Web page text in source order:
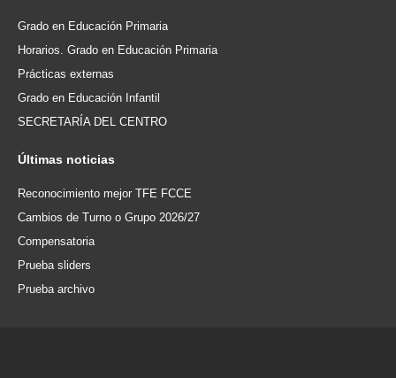
Grado en Educación Primaria
Horarios. Grado en Educación Primaria
Prácticas externas
Grado en Educación Infantil
SECRETARÍA DEL CENTRO
Últimas noticias
Reconocimiento mejor TFE FCCE
Cambios de Turno o Grupo 2026/27
Compensatoria
Prueba sliders
Prueba archivo